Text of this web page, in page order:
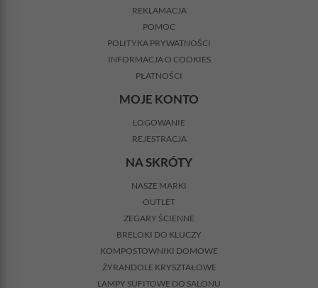
REKLAMACJA
POMOC
POLITYKA PRYWATNOŚCI
INFORMACJA O COOKIES
PŁATNOŚCI
MOJE KONTO
LOGOWANIE
REJESTRACJA
NA SKRÓTY
NASZE MARKI
OUTLET
ZEGARY ŚCIENNE
BRELOKI DO KLUCZY
KOMPOSTOWNIKI DOMOWE
ŻYRANDOLE KRYSZTAŁOWE
LAMPY SUFITOWE DO SALONU